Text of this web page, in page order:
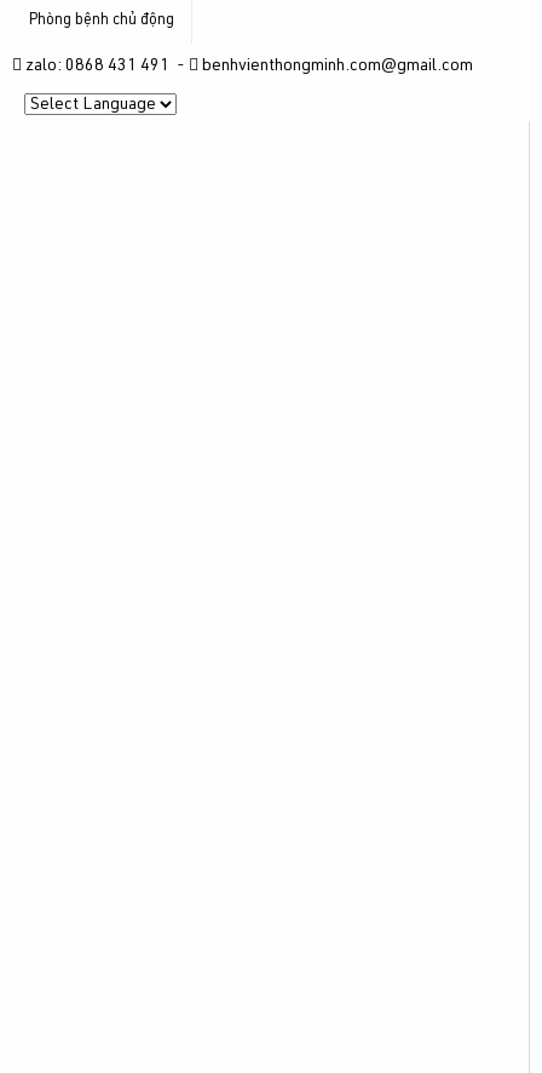
Phòng bệnh chủ động
zalo: 0868 431 491 - benhvienthongminh.com@gmail.com